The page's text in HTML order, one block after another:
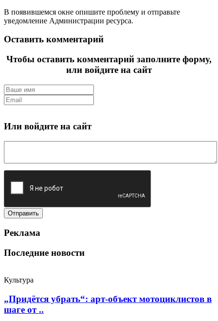
В появившемся окне опишите проблему и отправьте
уведомление Администрации ресурса.
Оставить комментарий
Чтобы оставить комментарий заполните форму,
или войдите на сайт
Или войдите на сайт
Реклама
Последние новости
Культура
„Придётся убрать“: арт‑объект мотоциклистов в
шаге от ..